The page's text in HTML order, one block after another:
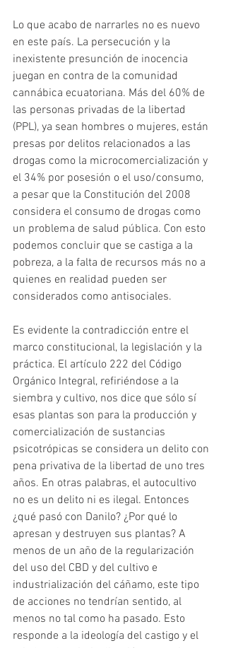
Lo que acabo de narrarles no es nuevo
en este país. La persecución y la
inexistente presunción de inocencia
juegan en contra de la comunidad
cannábica ecuatoriana. Más del 60% de
las personas privadas de la libertad
(PPL), ya sean hombres o mujeres, están
presas por delitos relacionados a las
drogas como la microcomercialización y
el 34% por posesión o el uso/consumo,
a pesar que la Constitución del 2008
considera el consumo de drogas como
un problema de salud pública. Con esto
podemos concluir que se castiga a la
pobreza, a la falta de recursos más no a
quienes en realidad pueden ser
considerados como antisociales.
Es evidente la contradicción entre el
marco constitucional, la legislación y la
práctica. El artículo 222 del Código
Orgánico Integral, refiriéndose a la
siembra y cultivo, nos dice que sólo sí
esas plantas son para la producción y
comercialización de sustancias
psicotrópicas se considera un delito con
pena privativa de la libertad de uno tres
años. En otras palabras, el autocultivo
no es un delito ni es ilegal. Entonces
¿qué pasó con Danilo? ¿Por qué lo
apresan y destruyen sus plantas? A
menos de un año de la regularización
del uso del CBD y del cultivo e
industrialización del cáñamo, este tipo
de acciones no tendrían sentido, al
menos no tal como ha pasado. Esto
responde a la ideología del castigo y el